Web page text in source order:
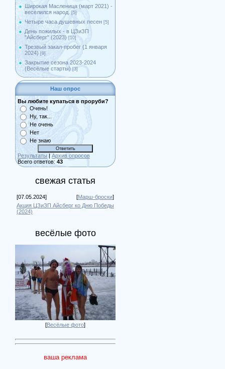
Широкая Масленица (март 2021) -
веселился народ.
[5]
Четыре часа душевных песен [5]
День пожилых - в ЦЗиЗП
"Айсберг" (2023) [10]
Трезвый закал-пробег (1 января
2024) [9]
Закрытие сезона 2023-2024
(Весёлые старты) [3]
Наш опрос
Вы любите купаться в проруби?
Очень!
Ну, так...
Не очень
Нет
Не знаю
Результаты | Архив опросов
Всего ответов: 43
свежая статья
[07.05.2024] [Марш-броски]
Акция ЦЗиЗП Айсберг ко Дню Победы
(2024)
весёлые фото
[Весёлые фото]
ваша реклама